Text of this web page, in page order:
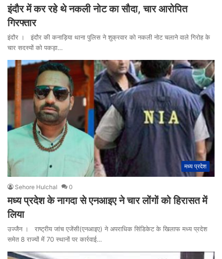
इंदौर में कर रहे थे नकली नोट का सौदा, चार आरोपित
गिरफ्तार
इंदौर । इंदौर की कनाड़िया थाना पुलिस ने शुक्रवार को नकली नोट चलाने वाले गिरोह के
चार सदस्यों को पकड़ा…
मध्य प्रदेश
Sehore Hulchal 0
मध्य प्रदेश के नागदा से एनआइए ने चार लोंगों को हिरासत में
लिया
उज्जैन । राष्ट्रीय जांच एजेंसी(एनआइए) ने अपराधिक सिंडिकेट के खिलाफ मध्य प्रदेश
समेत 8 राज्यों में 70 स्थानों पर कार्रवाई…